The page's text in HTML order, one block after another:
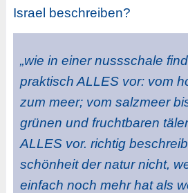
Israel beschreiben?
„wie in einer nussschale
praktisch ALLES vor: vom
zum meer; vom salzmeer
grünen und fruchtbaren
ALLES vor. richtig
schönheit der natur nicht,
einfach noch mehr hat als